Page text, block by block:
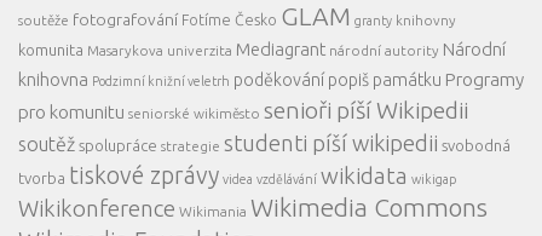
soutěže fotografování Fotíme Česko GLAM granty knihovny
komunita Masarykova univerzita Mediagrant národní autority Národní
knihovna Podzimní knižní veletrh poděkování popiš památku Programy
pro komunitu seniorské wikiměsto senioři píší Wikipedii
soutěž spolupráce strategie studenti píší wikipedii svobodná
tvorba tiskové zprávy videa vzdělávání wikidata wikigap
Wikikonference Wikimania Wikimedia Commons